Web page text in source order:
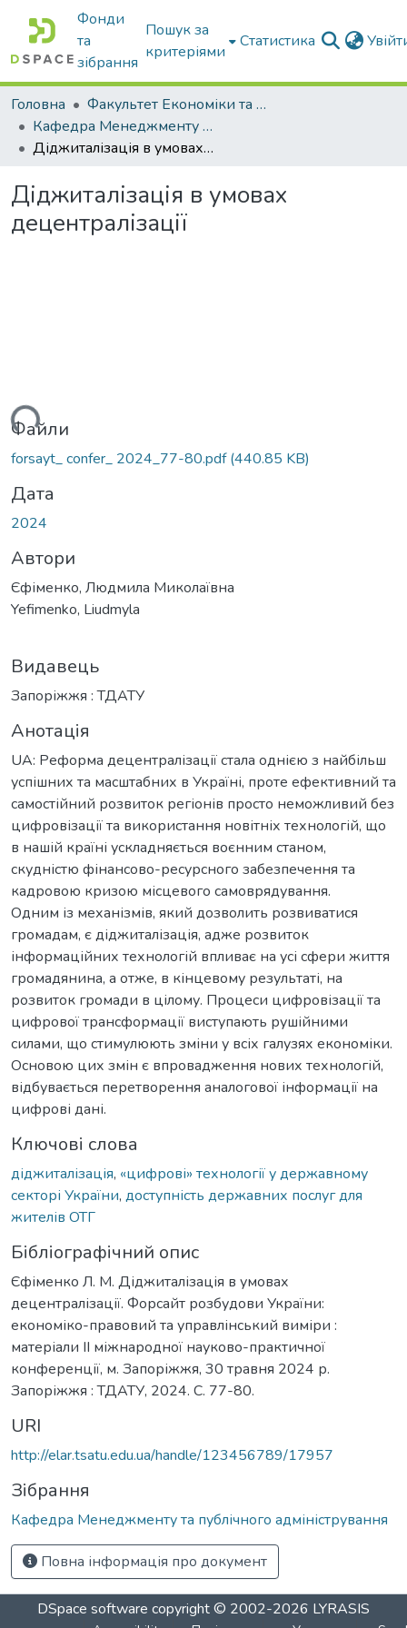
Фонди
та
зібрання
Пошук за
критеріями
Статистика
Головна
Факультет Економіки та бізнесу
Кафедра Менеджменту та публічного адміністрування
Діджиталізація в умовах децентралізації
Діджиталізація в умовах
децентралізації
Файли
forsayt_ confer_ 2024_77-80.pdf(440.85 KB)
Дата
2024
Автори
Єфіменко, Людмила Миколаївна
Yefimenko, Liudmyla
Видавець
Запоріжжя : ТДАТУ
Анотація
UA: Реформа децентралізації стала однією з найбільш
успішних та масштабних в Україні, проте ефективний та
самостійний розвиток регіонів просто неможливий без
цифровізації та використання новітніх технологій, що
в нашій країні ускладняється воєнним станом,
скудністю фінансово-ресурсного забезпечення та
кадровою кризою місцевого самоврядування.
Одним із механізмів, який дозволить розвиватися
громадам, є діджиталізація, адже розвиток
інформаційних технологій впливає на усі сфери життя
громадянина, а отже, в кінцевому результаті, на
розвиток громади в цілому. Процеси цифровізації та
цифрової трансформації виступають рушійними
силами, що стимулюють зміни у всіх галузях економіки.
Основою цих змін є впровадження нових технологій,
відбувається перетворення аналогової інформації на
цифрові дані.
Ключові слова
діджиталізація, «цифрові» технології у державному
секторі України, доступність державних послуг для
жителів ОТГ
Бібліографічний опис
Єфіменко Л. М. Діджиталізація в умовах
децентралізації. Форсайт розбудови України:
економіко-правовий та управлінський виміри :
матеріали ІІ міжнародної науково-практичної
конференції, м. Запоріжжя, 30 травня 2024 р.
Запоріжжя : ТДАТУ, 2024. С. 77-80.
URI
http://elar.tsatu.edu.ua/handle/123456789/17957
Зібрання
Кафедра Менеджменту та публічного адміністрування
Повна інформація про документ
DSpace software copyright © 2002-2026 LYRASIS